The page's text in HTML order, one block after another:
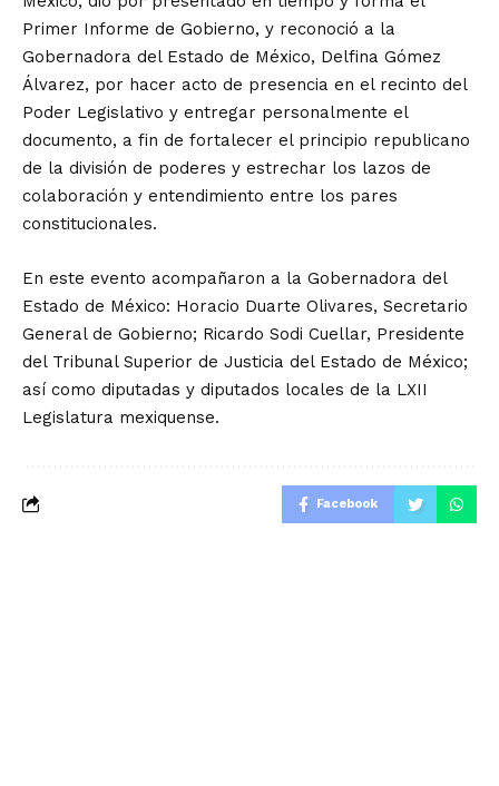
Primer Informe de Gobierno, y reconoció a la
Gobernadora del Estado de México, Delfina Gómez
Álvarez, por hacer acto de presencia en el recinto del
Poder Legislativo y entregar personalmente el
documento, a fin de fortalecer el principio republicano
de la división de poderes y estrechar los lazos de
colaboración y entendimiento entre los pares
constitucionales.
En este evento acompañaron a la Gobernadora del
Estado de México: Horacio Duarte Olivares, Secretario
General de Gobierno; Ricardo Sodi Cuellar, Presidente
del Tribunal Superior de Justicia del Estado de México;
así como diputadas y diputados locales de la LXII
Legislatura mexiquense.
Facebook